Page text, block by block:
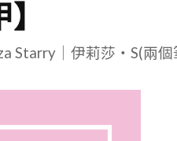
Starry｜伊莉莎・S(兩